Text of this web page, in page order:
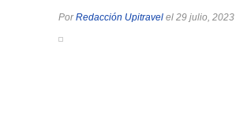
PorRedacción Upitravel el 29 julio, 2023